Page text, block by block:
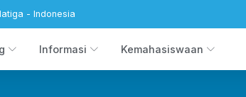
- Indonesia
Informasi Kemahasiswaan